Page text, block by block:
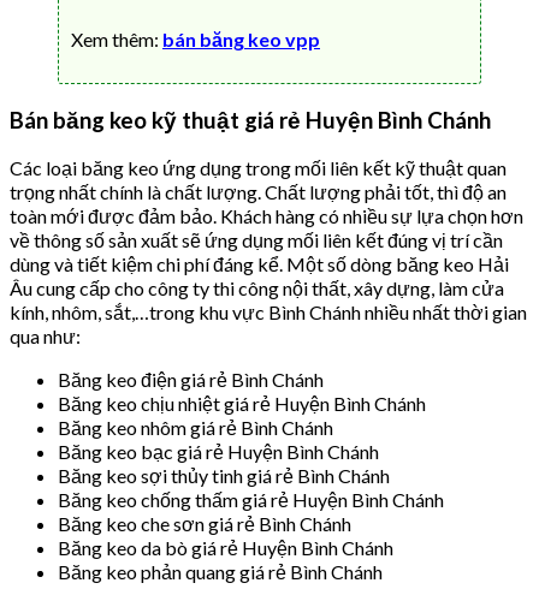
Xem thêm: bán băng keo vpp
Bán băng keo kỹ thuật giá rẻ Huyện Bình Chánh
Các loại băng keo ứng dụng trong mối liên kết kỹ thuật quan
trọng nhất chính là chất lượng. Chất lượng phải tốt, thì độ an
toàn mới được đảm bảo. Khách hàng có nhiều sự lựa chọn hơn
về thông số sản xuất sẽ ứng dụng mối liên kết đúng vị trí cần
dùng và tiết kiệm chi phí đáng kể. Một số dòng băng keo Hải
Âu cung cấp cho công ty thi công nội thất, xây dựng, làm cửa
kính, nhôm, sắt,…trong khu vực Bình Chánh nhiều nhất thời gian
qua như:
Băng keo điện giá rẻ Bình Chánh
Băng keo chịu nhiệt giá rẻ Huyện Bình Chánh
Băng keo nhôm giá rẻ Bình Chánh
Băng keo bạc giá rẻ Huyện Bình Chánh
Băng keo sợi thủy tinh giá rẻ Bình Chánh
Băng keo chống thấm giá rẻ Huyện Bình Chánh
Băng keo che sơn giá rẻ Bình Chánh
Băng keo da bò giá rẻ Huyện Bình Chánh
Băng keo phản quang giá rẻ Bình Chánh